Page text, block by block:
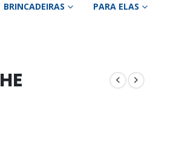
BRINCADEIRAS PARA ELAS